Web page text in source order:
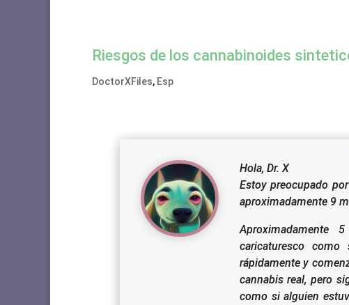
Riesgos de los cannabinoides
DoctorXFiles, Esp
Hola, Dr. X
Estoy preocupado
aproximadamente 9
caricaturesco
rápidamente y
cannabis real, pero
como si alguien